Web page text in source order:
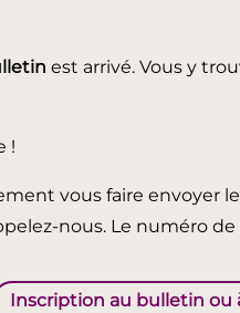
est arrivé. Vous y
!
vous faire envoyer
nous. Le numéro
Inscription au bulletin ou